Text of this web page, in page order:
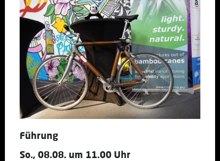
Führung
So., 08.08. um 11.00 Uhr